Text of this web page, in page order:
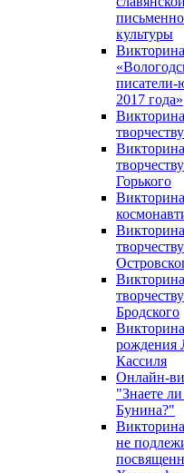
культуры
Викторина
2017 года»
Горького
Бродского
рождения
Кассиля
Онлайн-
"Знаете
Бунина?"
не